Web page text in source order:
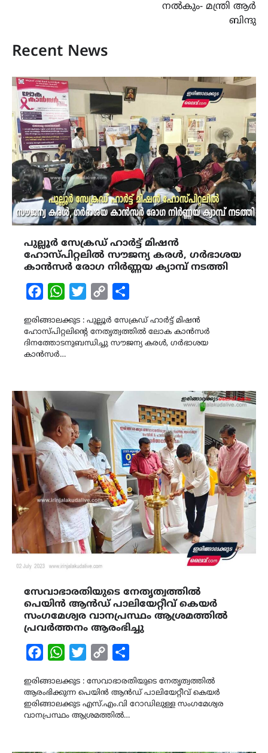
നൽകും- മന്ത്രി ആർ
ബിന്ദു
Recent News
പുല്ലൂർ സേക്രഡ് ഹാർട്ട് മിഷൻ
ഹോസ്പിറ്റലിൽ സൗജന്യ കരൾ, ഗർഭാശയ
കാൻസർ രോഗ നിർണ്ണയ ക്യാമ്പ് നടത്തി
FacebookWhatsAppTwitterCopy
ഇരിങ്ങാലക്കുട : പുല്ലൂർ സേക്രഡ് ഹാർട്ട് മിഷൻ
ഹോസ്പിറ്റലിന്റെ നേതൃത്വത്തിൽ ലോക കാൻസർ
ദിനത്തോടനുബന്ധിച്ചു സൗജന്യ കരൾ, ഗർഭാശയ
കാൻസർ…
സേവാഭാരതിയുടെ നേതൃത്വത്തിൽ
പെയിൻ ആൻഡ് പാലിയേറ്റീവ് കെയർ
സംഗമേശ്വര വാനപ്രസ്ഥം ആശ്രമത്തിൽ
പ്രവർത്തനം ആരംഭിച്ചു
FacebookWhatsAppTwitterCopy
ഇരിങ്ങാലക്കുട : സേവാഭാരതിയുടെ നേതൃത്വത്തിൽ
ആരംഭിക്കുന്ന പെയിൻ ആൻഡ് പാലിയേറ്റീവ് കെയർ
ഇരിങ്ങാലക്കുട എസ്.എം.വി റോഡിലുള്ള സംഗമേശ്വര
വാനപ്രസ്ഥം ആശ്രമത്തിൽ…